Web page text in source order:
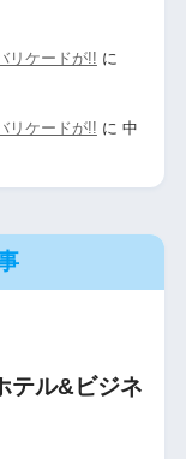
リケードが!! に
リケードが!! に 中
テル&ビジネ